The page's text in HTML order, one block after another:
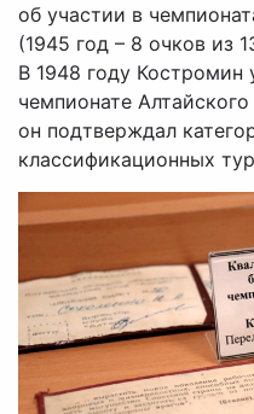
об участии в
(1945 год – 8 очков из
В 1948 году Костромин
чемпионате
он подтверждал
классификационных